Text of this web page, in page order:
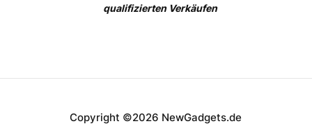
qualifizierten Verkäufen
Copyright ©2026 NewGadgets.de